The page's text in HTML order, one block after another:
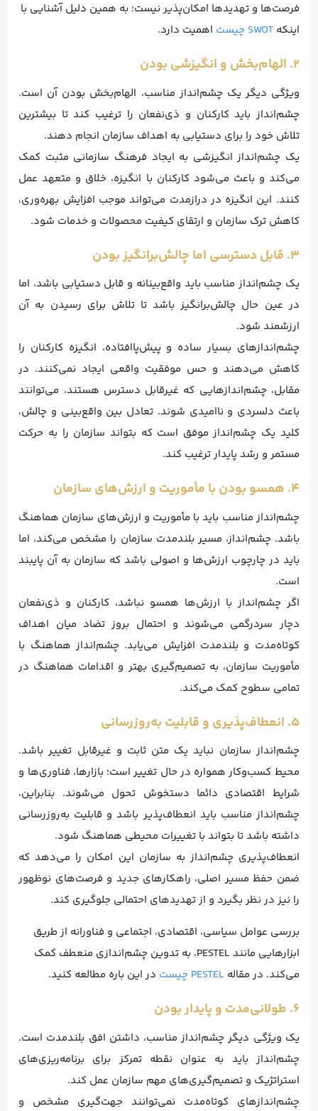
فرصت‌ها و تهدیدها امکان‌پذیر نیست؛ به همین دلیل آشنایی با
اینکه SWOT چیست اهمیت دارد.
۲. الهام‌بخش و انگیزشی بودن
ویژگی دیگر یک چشم‌انداز مناسب، الهام‌بخش بودن آن است.
چشم‌انداز باید کارکنان و ذی‌نفعان را ترغیب کند تا بیشترین
تلاش خود را برای دستیابی به اهداف سازمان انجام دهند.
یک چشم‌انداز انگیزشی به ایجاد فرهنگ سازمانی مثبت کمک
می‌کند و باعث می‌شود کارکنان با انگیزه، خلاق و متعهد عمل
کنند. این انگیزه در درازمدت می‌تواند موجب افزایش بهره‌وری،
کاهش ترک سازمان و ارتقای کیفیت محصولات و خدمات شود.
۳. قابل دسترسی اما چالش‌برانگیز بودن
یک چشم‌انداز مناسب باید واقع‌بینانه و قابل دستیابی باشد، اما
در عین حال چالش‌برانگیز باشد تا تلاش برای رسیدن به آن
ارزشمند شود.
چشم‌اندازهای بسیار ساده و پیش‌پاافتاده، انگیزه کارکنان را
کاهش می‌دهند و حس موفقیت واقعی ایجاد نمی‌کنند. در
مقابل، چشم‌اندازهایی که غیرقابل دسترس هستند، می‌توانند
باعث دلسردی و ناامیدی شوند. تعادل بین واقع‌بینی و چالش،
کلید یک چشم‌انداز موفق است که بتواند سازمان را به حرکت
مستمر و رشد پایدار ترغیب کند.
۴. همسو بودن با مأموریت و ارزش‌های سازمان
چشم‌انداز مناسب باید با مأموریت و ارزش‌های سازمان هماهنگ
باشد. چشم‌انداز، مسیر بلندمدت سازمان را مشخص می‌کند، اما
باید در چارچوب ارزش‌ها و اصولی باشد که سازمان به آن پایبند
است.
اگر چشم‌انداز با ارزش‌ها همسو نباشد، کارکنان و ذی‌نفعان
دچار سردرگمی می‌شوند و احتمال بروز تضاد میان اهداف
کوتاه‌مدت و بلندمدت افزایش می‌یابد. چشم‌انداز هماهنگ با
مأموریت سازمان، به تصمیم‌گیری بهتر و اقدامات هماهنگ در
تمامی سطوح کمک می‌کند.
۵. انعطاف‌پذیری و قابلیت به‌روزرسانی
چشم‌انداز سازمان نباید یک متن ثابت و غیرقابل تغییر باشد.
محیط کسب‌وکار همواره در حال تغییر است؛ بازارها، فناوری‌ها و
شرایط اقتصادی دائما دستخوش تحول می‌شوند. بنابراین،
چشم‌انداز مناسب باید انعطاف‌پذیر باشد و قابلیت به‌روزرسانی
داشته باشد تا بتواند با تغییرات محیطی هماهنگ شود.
انعطاف‌پذیری چشم‌انداز به سازمان این امکان را می‌دهد که
ضمن حفظ مسیر اصلی، راهکارهای جدید و فرصت‌های نوظهور
را نیز در نظر بگیرد و از تهدیدهای احتمالی جلوگیری کند.
بررسی عوامل سیاسی، اقتصادی، اجتماعی و فناورانه از طریق
ابزارهایی مانند PESTEL، به تدوین چشم‌اندازی منعطف کمک
می‌کند. در مقاله PESTEL چیست در این باره مطالعه کنید.
۶. طولانی‌مدت و پایدار بودن
یک ویژگی دیگر چشم‌انداز مناسب، داشتن افق بلندمدت است.
چشم‌انداز باید به عنوان نقطه تمرکز برای برنامه‌ریزی‌های
استراتژیک و تصمیم‌گیری‌های مهم سازمان عمل کند.
چشم‌اندازهای کوتاه‌مدت نمی‌توانند جهت‌گیری مشخص و